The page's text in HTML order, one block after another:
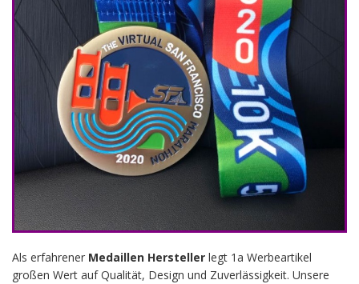
Als erfahrener Medaillen Hersteller legt 1a Werbeartikel
großen Wert auf Qualität, Design und Zuverlässigkeit. Unsere